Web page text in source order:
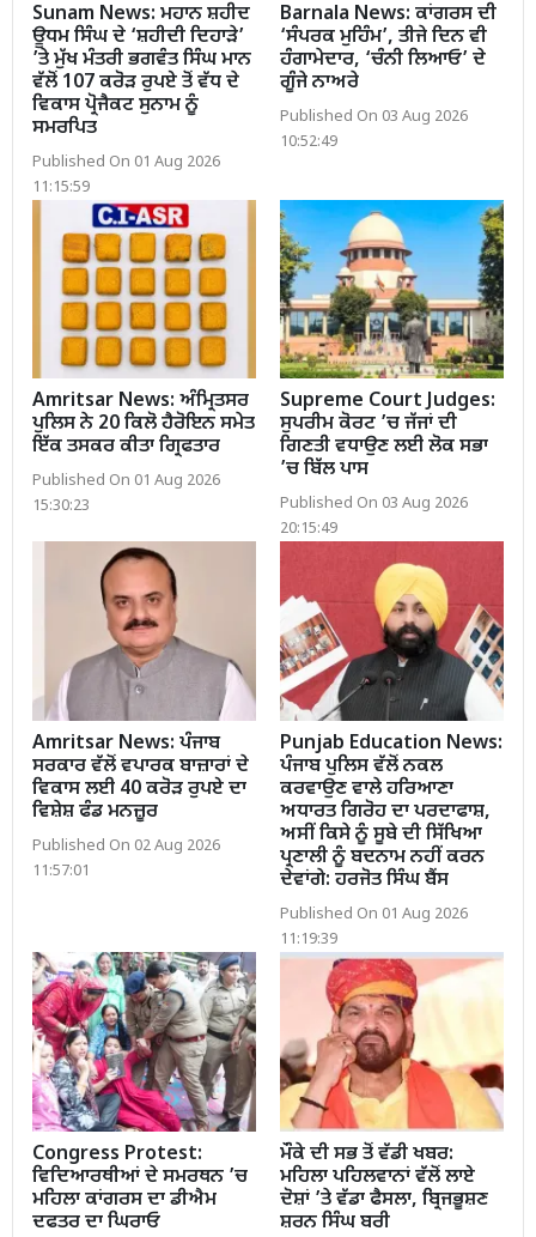
Sunam News: ਮਹਾਨ ਸ਼ਹੀਦ
ਊਧਮ ਸਿੰਘ ਦੇ ‘ਸ਼ਹੀਦੀ ਦਿਹਾੜੇ’
’ਤੇ ਮੁੱਖ ਮੰਤਰੀ ਭਗਵੰਤ ਸਿੰਘ ਮਾਨ
ਵੱਲੋਂ 107 ਕਰੋੜ ਰੁਪਏ ਤੋਂ ਵੱਧ ਦੇ
ਵਿਕਾਸ ਪ੍ਰੋਜੈਕਟ ਸੁਨਾਮ ਨੂੰ
ਸਮਰਪਿਤ
Published On 01 Aug 2026
11:15:59
Barnala News: ਕਾਂਗਰਸ ਦੀ
‘ਸੰਪਰਕ ਮੁਹਿੰਮ’, ਤੀਜੇ ਦਿਨ ਵੀ
ਹੰਗਾਮੇਦਾਰ, ‘ਚੰਨੀ ਲਿਆਓ’ ਦੇ
ਗੂੰਜੇ ਨਾਅਰੇ
Published On 03 Aug 2026
10:52:49
Amritsar News: ਅੰਮ੍ਰਿਤਸਰ
ਪੁਲਿਸ ਨੇ 20 ਕਿਲੋ ਹੈਰੋਇਨ ਸਮੇਤ
ਇੱਕ ਤਸਕਰ ਕੀਤਾ ਗ੍ਰਿਫਤਾਰ
Published On 01 Aug 2026
15:30:23
Supreme Court Judges:
ਸੁਪਰੀਮ ਕੋਰਟ ’ਚ ਜੱਜਾਂ ਦੀ
ਗਿਣਤੀ ਵਧਾਉਣ ਲਈ ਲੋਕ ਸਭਾ
’ਚ ਬਿੱਲ ਪਾਸ
Published On 03 Aug 2026
20:15:49
Amritsar News: ਪੰਜਾਬ
ਸਰਕਾਰ ਵੱਲੋਂ ਵਪਾਰਕ ਬਾਜ਼ਾਰਾਂ ਦੇ
ਵਿਕਾਸ ਲਈ 40 ਕਰੋੜ ਰੁਪਏ ਦਾ
ਵਿਸ਼ੇਸ਼ ਫੰਡ ਮਨਜ਼ੂਰ
Published On 02 Aug 2026
11:57:01
Punjab Education News:
ਪੰਜਾਬ ਪੁਲਿਸ ਵੱਲੋਂ ਨਕਲ
ਕਰਵਾਉਣ ਵਾਲੇ ਹਰਿਆਣਾ
ਅਧਾਰਤ ਗਿਰੋਹ ਦਾ ਪਰਦਾਫਾਸ਼,
ਅਸੀਂ ਕਿਸੇ ਨੂੰ ਸੂਬੇ ਦੀ ਸਿੱਖਿਆ
ਪ੍ਰਣਾਲੀ ਨੂੰ ਬਦਨਾਮ ਨਹੀਂ ਕਰਨ
ਦੇਵਾਂਗੇ: ਹਰਜੋਤ ਸਿੰਘ ਬੈਂਸ
Published On 01 Aug 2026
11:19:39
Congress Protest:
ਵਿਦਿਆਰਥੀਆਂ ਦੇ ਸਮਰਥਨ ’ਚ
ਮਹਿਲਾ ਕਾਂਗਰਸ ਦਾ ਡੀਐਮ
ਦਫਤਰ ਦਾ ਘਿਰਾਓ
ਮੌਕੇ ਦੀ ਸਭ ਤੋਂ ਵੱਡੀ ਖਬਰ:
ਮਹਿਲਾ ਪਹਿਲਵਾਨਾਂ ਵੱਲੋਂ ਲਾਏ
ਦੋਸ਼ਾਂ ’ਤੇ ਵੱਡਾ ਫੈਸਲਾ, ਬ੍ਰਿਜਭੂਸ਼ਣ
ਸ਼ਰਨ ਸਿੰਘ ਬਰੀ